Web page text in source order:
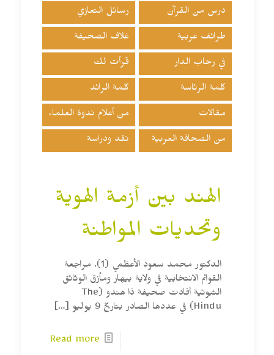
درس من القرآن رسائل التعازي
طرائف عربية غلاف الصحيفة
في رحاب الدار قرأت لك
كلمة الرئاسة كلمة الرائد
مقالات من أعلام ندوة العلماء
من الصحافة العربية نقد ودراسة
الهند بين أزمة الهوية
وتحديات المواطنة
الدكتور محمد سعود الأعظمي (1). مراجعة
القوائم الانتخابية في ولاية بيهار ومأزق الوثائق
الثبوتية أفادت صحيفة ذا هندو (The
Hindu) في عددها الصادر بتاريخ 9 يوليو
[…]
Read more